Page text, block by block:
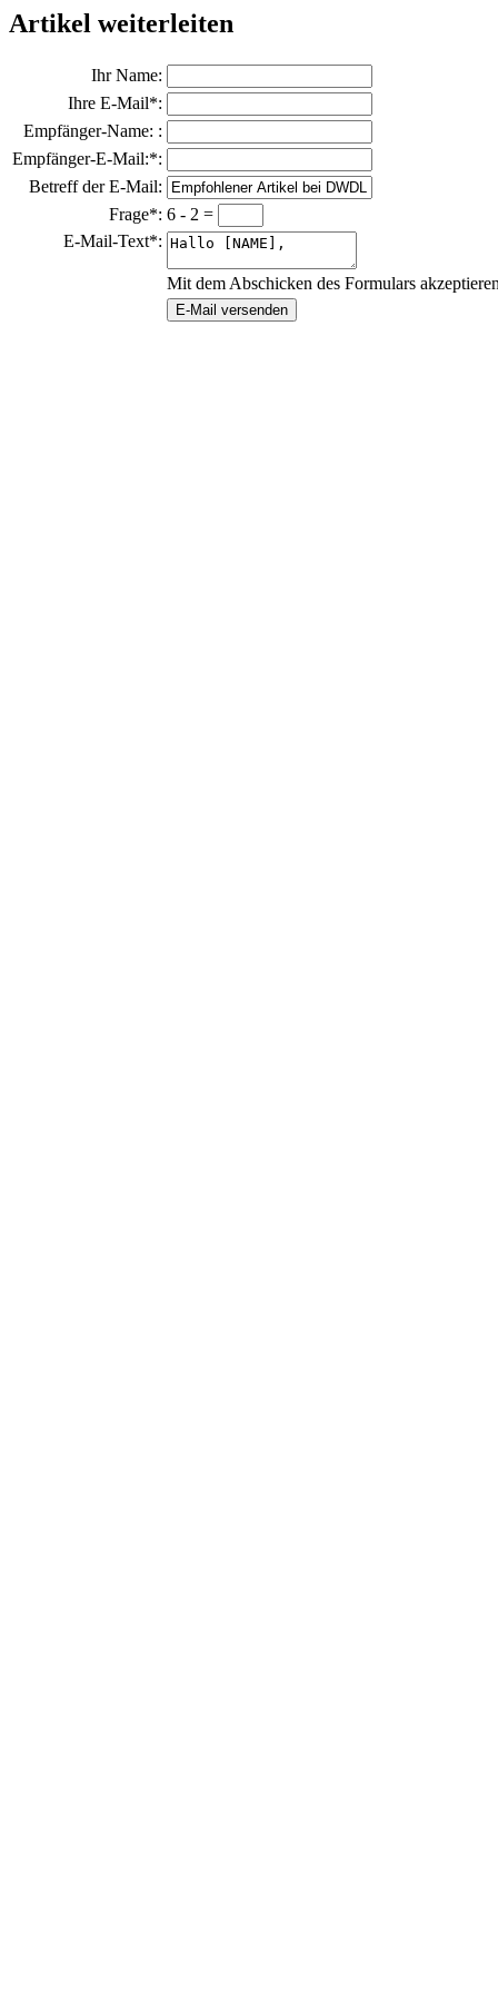
Artikel weiterleiten
Ihr Name:
Ihre E-Mail*:
Empfänger-Name: :
Empfänger-E-Mail:*:
Betreff der E-Mail:
Frage*: 6 - 2 =
E-Mail-Text*:
Mit dem Abschicken des Formulars
E-Mail versenden